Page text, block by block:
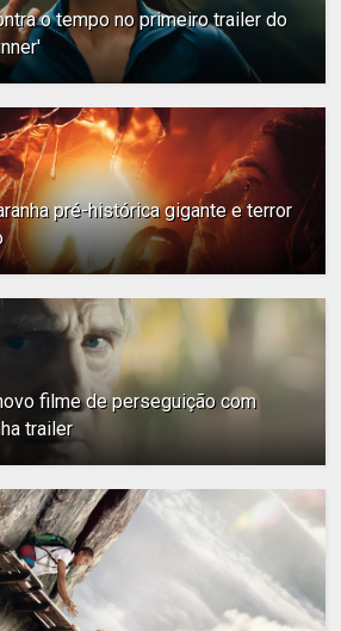
o tempo no primeiro trailer do
pré-histórica gigante e terror
filme de perseguição com
trailer